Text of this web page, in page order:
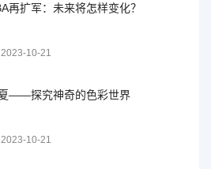
再扩军：未来将怎样变化？
2023-10-21
——探究神奇的色彩世界
2023-10-21